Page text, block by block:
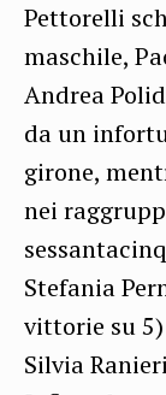
Pettorelli
maschile,
Andrea
da un
girone,
nei
Stefania
vittorie su
Silvia